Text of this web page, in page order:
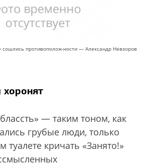
сошлись противополож-ности — Александр Невзоров
— таким тоном, как
грубые люди, только
туалете кричать «Занято!»